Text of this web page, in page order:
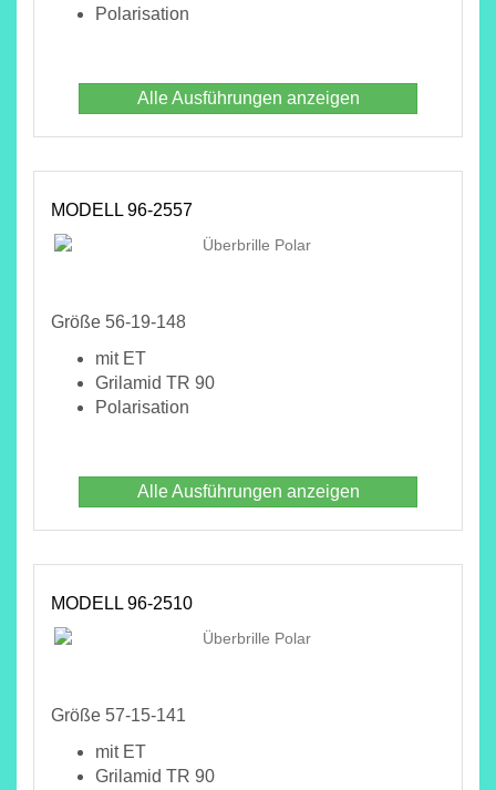
Polarisation
Alle Ausführungen anzeigen
MODELL 96-2557
Größe 56-19-148
mit ET
Grilamid TR 90
Polarisation
Alle Ausführungen anzeigen
MODELL 96-2510
Größe 57-15-141
mit ET
Grilamid TR 90